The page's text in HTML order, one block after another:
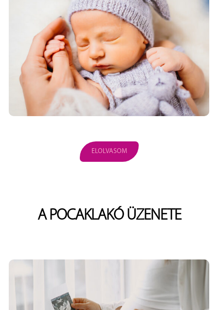
ELOLVASOM
A POCAKLAKÓ ÜZENETE